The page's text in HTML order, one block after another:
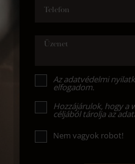
Telefon
Üzenet
Azadatvédelmi
elfogadom.
Hozzájárulok, hogy a
céljából tárolja az
Nem vagyok robot!